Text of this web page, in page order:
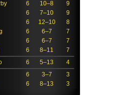
6 10–8
9
6 7–10
9
6 12–10
8
6 6–7
7
6 6–7
7
6 8–11
7
6 5–13
4
6 3–7
3
6 8–13 3